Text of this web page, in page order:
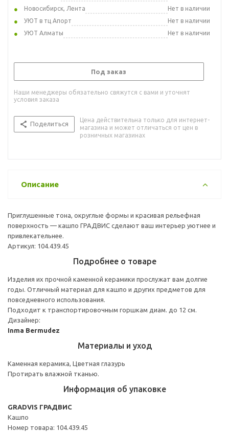
Новосибирск, Лента
Нет в наличии
УЮТ в тц Апорт
Нет в наличии
УЮТ Алматы
Нет в наличии
Под заказ
Наши менеджеры обязательно свяжутся с вами и уточнят
условия заказа
Поделиться
Цена действительна только для интернет-
магазина и может отличаться от цен в
розничных магазинах
Описание
Приглушенные тона, округлые формы и красивая рельефная
поверхность — кашпо ГРАДВИС сделают ваш интерьер уютнее и
привлекательнее.
Артикул: 104.439.45
Подробнее о товаре
Изделия их прочной каменной керамики прослужат вам долгие
годы. Отличный материал для кашпо и других предметов для
повседневного использования.
Подходит к транспортировочным горшкам диам. до 12 см.
Дизайнер:
Inma Bermudez
Материалы и уход
Каменная керамика, Цветная глазурь
Протирать влажной тканью.
Информация об упаковке
GRADVIS ГРАДВИС
Кашпо
Номер товара: 104.439.45